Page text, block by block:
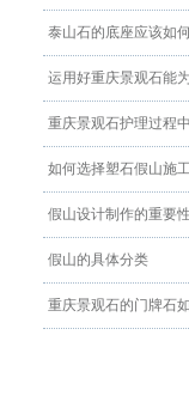
泰山石的底座应该如
运用好重庆景观石能
重庆景观石护理过程
如何选择塑石假山施
假山设计制作的重要
假山的具体分类
重庆景观石的门牌石